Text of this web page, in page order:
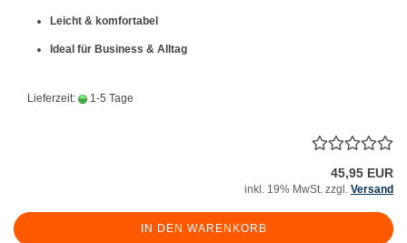
Leicht & komfortabel
Ideal für Business & Alltag
Lieferzeit: 1-5 Tage
45,95 EUR
inkl. 19% MwSt. zzgl. Versand
IN DEN WARENKORB